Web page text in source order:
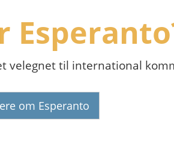
velegnet til international
om Esperanto